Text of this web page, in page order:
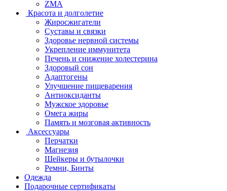
ZMA
Красота и долголетие
Жиросжигатели
Суставы и связки
Здоровье нервной системы
Укрепление иммунитета
Печень и снижение холестерина
Здоровый сон
Адаптогены
Улучшение пищеварения
Антиоксиданты
Мужское здоровье
Омега жиры
Память и мозговая активность
Аксессуары
Перчатки
Магнезия
Шейкеры и бутылочки
Ремни, Бинты
Одежда
Подарочные сертификаты